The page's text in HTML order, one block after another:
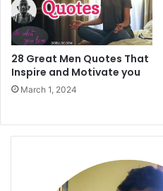
28 Great Men Quotes That
Inspire and Motivate you
March 1, 2024